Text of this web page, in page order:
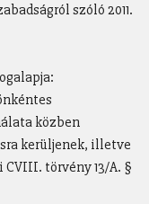
szóló 2011.
közben
kerüljenek, illetve
CVIII. törvény 13/A. §